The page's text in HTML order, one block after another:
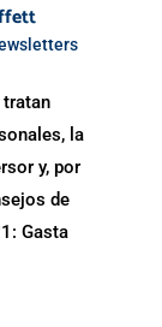
la
y, por
de
Gasta